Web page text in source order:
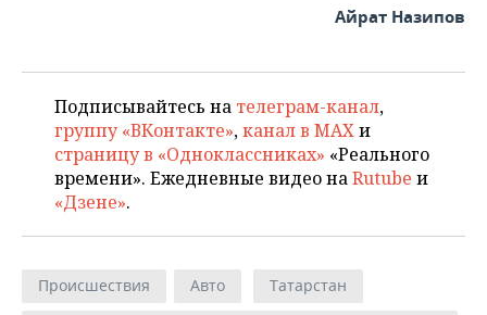
Айрат Назипов
Подписывайтесь на телеграм-канал,
группу «ВКонтакте»,канал в MAXи
страницу в «Одноклассниках» «Реального
времени». Ежедневные видео наRutube и
«Дзене».
Происшествия Авто
Татарстан